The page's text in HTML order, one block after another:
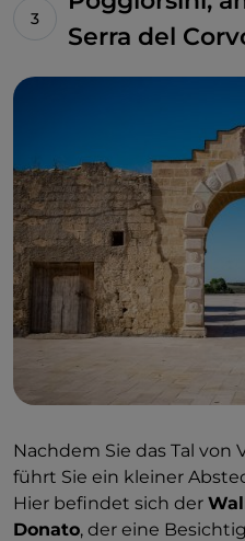
Serra del
Nachdem Sie das Tal von
führt Sie ein kleiner
Hier befindet sich der
Donato, der eine